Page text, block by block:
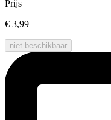
Prijs
€ 3,99
niet beschikbaar